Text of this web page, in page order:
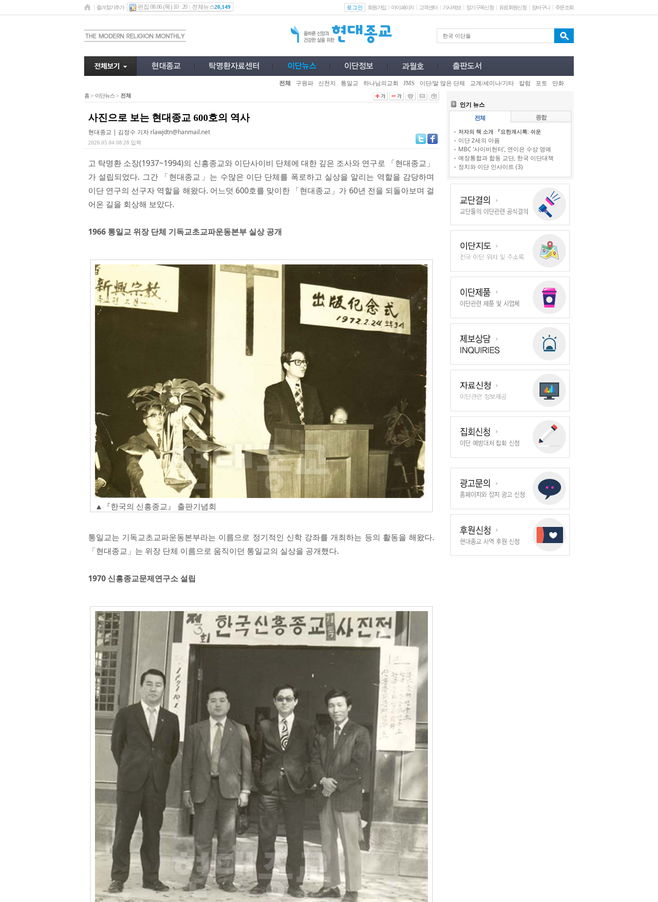
즐겨찾기추가 편집 08.06 (목) 10 : 20 전체뉴스20,149 로그인 회원가입 마이페이지 고객센터 기사제보 정기구독신청 유료회원신청 장바구니 주문조회
전체 구원파 신천지 통일교 하나님의교회 JMS 이단/말 많은 단체 교계/세미나/기타 칼럼 포토 만화
홈 > 이단뉴스 > 전체
사진으로 보는 현대종교 600호의 역사
현대종교 | 김정수 기자 rlawjdtn@hanmail.net
2026.05.04 08:28 입력
고 탁명환 소장(1937~1994)의 신흥종교와 이단사이비 단체에 대한 깊은 조사와 연구로 「현대종교」
가 설립되었다. 그간 「현대종교」는 수많은 이단 단체를 폭로하고 실상을 알리는 역할을 감당하며
이단 연구의 선구자 역할을 해왔다. 어느덧 600호를 맞이한 「현대종교」가 60년 전을 되돌아보며 걸
어온 길을 회상해 보았다.
1966 통일교 위장 단체 기독교초교파운동본부 실상 공개
▲『한국의 신흥종교』 출판기념회
통일교는 기독교초교파운동본부라는 이름으로 정기적인 신학 강좌를 개최하는 등의 활동을 해왔다.
「현대종교」는 위장 단체 이름으로 움직이던 통일교의 실상을 공개했다.
1970 신흥종교문제연구소 설립
인기 뉴스
전체
종합
저자의 책 소개 『요한계시록: 쉬운
이단 2세의 아픔
MBC ‘사이비헌터’, 연이은 수상 영예
예장통합과 합동 교단, 한국 이단대책
정치와 이단 인사이트 (3)